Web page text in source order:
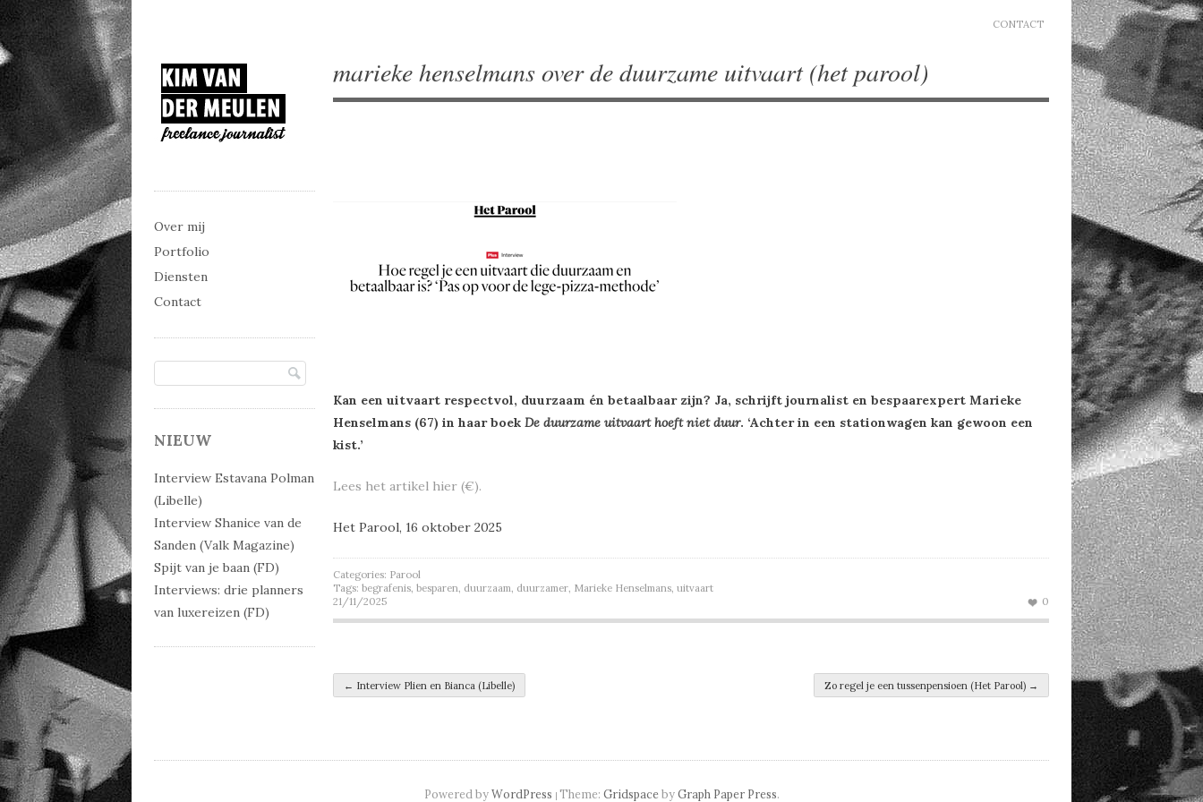
CONTACT
Main menu
Skip to content
Over mij
Portfolio
Diensten
Contact
marieke henselmans over de duurzame uitvaart (het parool)
Kan een uitvaart respectvol, duurzaam én betaalbaar zijn? Ja, schrijft journalist en bespaarexpert Marieke
Henselmans (67) in haar boek De duurzame uitvaart hoeft niet duur. ‘Achter in een stationwagen kan gewoon een
kist.’
Lees het artikel hier (€).
Het Parool, 16 oktober 2025
Categories: Parool
Tags: begrafenis, besparen, duurzaam, duurzamer, Marieke Henselmans, uitvaart
21/11/2025
0
Post navigation
← Interview Plien en Bianca (Libelle) Zo regel je een tussenpensioen (Het Parool) →
NIEUW
Interview Estavana Polman
(Libelle)
Interview Shanice van de
Sanden (Valk Magazine)
Spijt van je baan (FD)
Interviews: drie planners
van luxereizen (FD)
Powered byWordPress | Theme: GridspacebyGraph Paper Press.